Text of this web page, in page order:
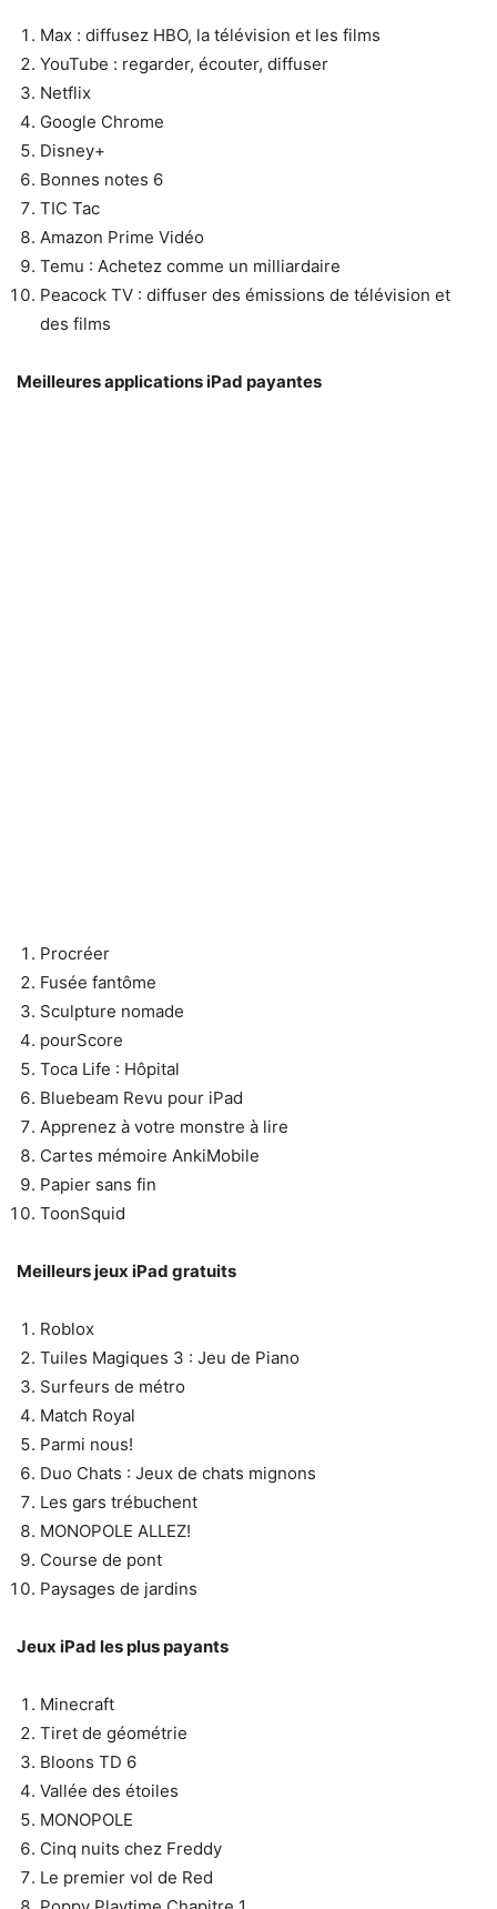
Max : diffusez HBO, la télévision et les films
YouTube : regarder, écouter, diffuser
Netflix
Google Chrome
Disney+
Bonnes notes 6
TIC Tac
Amazon Prime Vidéo
Temu : Achetez comme un milliardaire
Peacock TV : diffuser des émissions de télévision et
des films
Meilleures applications iPad payantes
Procréer
Fusée fantôme
Sculpture nomade
pourScore
Toca Life : Hôpital
Bluebeam Revu pour iPad
Apprenez à votre monstre à lire
Cartes mémoire AnkiMobile
Papier sans fin
ToonSquid
Meilleurs jeux iPad gratuits
Roblox
Tuiles Magiques 3 : Jeu de Piano
Surfeurs de métro
Match Royal
Parmi nous!
Duo Chats : Jeux de chats mignons
Les gars trébuchent
MONOPOLE ALLEZ!
Course de pont
Paysages de jardins
Jeux iPad les plus payants
Minecraft
Tiret de géométrie
Bloons TD 6
Vallée des étoiles
MONOPOLE
Cinq nuits chez Freddy
Le premier vol de Red